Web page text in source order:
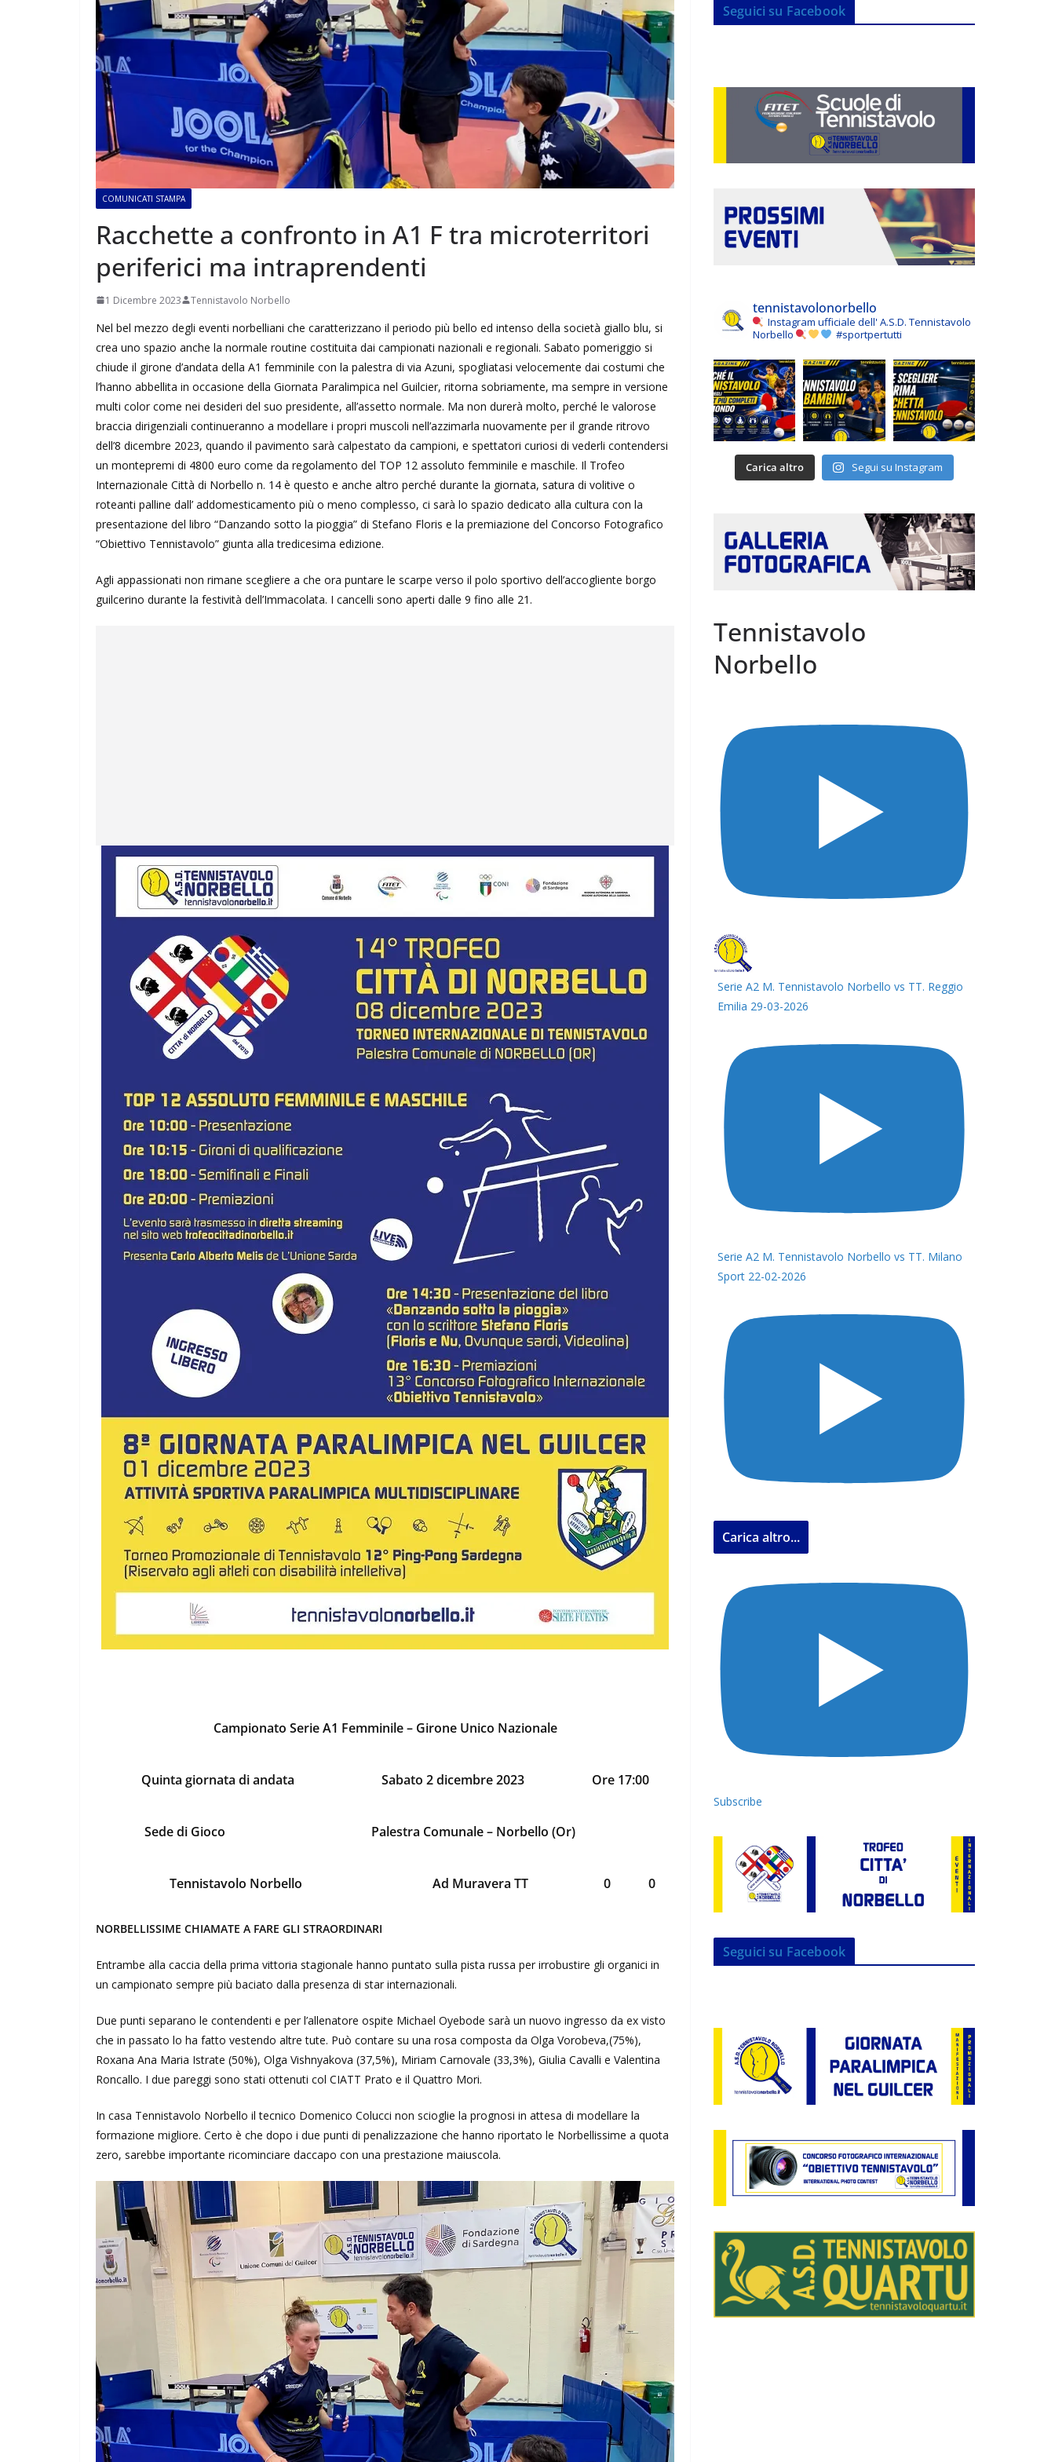
COMUNICATI STAMPA
Racchette a confronto in A1 F tra microterritori
periferici ma intraprendenti
1 Dicembre 2023 Tennistavolo Norbello
Nel bel mezzo degli eventi norbelliani che caratterizzano il periodo più bello ed intenso della società giallo blu, si
crea uno spazio anche la normale routine costituita dai campionati nazionali e regionali. Sabato pomeriggio si
chiude il girone d’andata della A1 femminile con la palestra di via Azuni, spogliatasi velocemente dai costumi che
l’hanno abbellita in occasione della Giornata Paralimpica nel Guilcier, ritorna sobriamente, ma sempre in versione
multi color come nei desideri del suo presidente, all’assetto normale. Ma non durerà molto, perché le valorose
braccia dirigenziali continueranno a modellare i propri muscoli nell’azzimarla nuovamente per il grande ritrovo
dell’8 dicembre 2023, quando il pavimento sarà calpestato da campioni, e spettatori curiosi di vederli contendersi
un montepremi di 4800 euro come da regolamento del TOP 12 assoluto femminile e maschile. Il Trofeo
Internazionale Città di Norbello n. 14 è questo e anche altro perché durante la giornata, satura di volitive o
roteanti palline dall’ addomesticamento più o meno complesso, ci sarà lo spazio dedicato alla cultura con la
presentazione del libro “Danzando sotto la pioggia” di Stefano Floris e la premiazione del Concorso Fotografico
“Obiettivo Tennistavolo” giunta alla tredicesima edizione.
Agli appassionati non rimane scegliere a che ora puntare le scarpe verso il polo sportivo dell’accogliente borgo
guilcerino durante la festività dell’Immacolata. I cancelli sono aperti dalle 9 fino alle 21.
Campionato Serie A1 Femminile – Girone Unico Nazionale
Quinta giornata di andata Sabato 2 dicembre 2023 Ore 17:00
Sede di Gioco Palestra Comunale – Norbello (Or)
Tennistavolo Norbello Ad Muravera TT 0 0
NORBELLISSIME CHIAMATE A FARE GLI STRAORDINARI
Entrambe alla caccia della prima vittoria stagionale hanno puntato sulla pista russa per irrobustire gli organici in
un campionato sempre più baciato dalla presenza di star internazionali.
Due punti separano le contendenti e per l’allenatore ospite Michael Oyebode sarà un nuovo ingresso da ex visto
che in passato lo ha fatto vestendo altre tute. Può contare su una rosa composta da Olga Vorobeva,(75%),
Roxana Ana Maria Istrate (50%), Olga Vishnyakova (37,5%), Miriam Carnovale (33,3%), Giulia Cavalli e Valentina
Roncallo. I due pareggi sono stati ottenuti col CIATT Prato e il Quattro Mori.
In casa Tennistavolo Norbello il tecnico Domenico Colucci non scioglie la prognosi in attesa di modellare la
formazione migliore. Certo è che dopo i due punti di penalizzazione che hanno riportato le Norbellissime a quota
zero, sarebbe importante ricominciare daccapo con una prestazione maiuscola.
Seguici su Facebook
tennistavolonorbello
Instagram ufficiale dell' A.S.D. Tennistavolo
Norbello
#sportpertutti
Carica altro Segui su Instagram
Tennistavolo
Norbello
Serie A2 M. Tennistavolo Norbello vs TT. Reggio
Emilia 29-03-2026
Serie A2 M. Tennistavolo Norbello vs TT. Milano
Sport 22-02-2026
Carica altro...
Subscribe
Seguici su Facebook